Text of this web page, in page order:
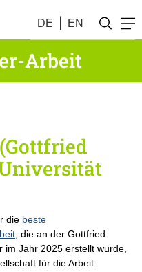
DE EN
Arbeit
die beste
, die an der Gottfried
im Jahr 2025 erstellt wurde,
für die Arbeit: